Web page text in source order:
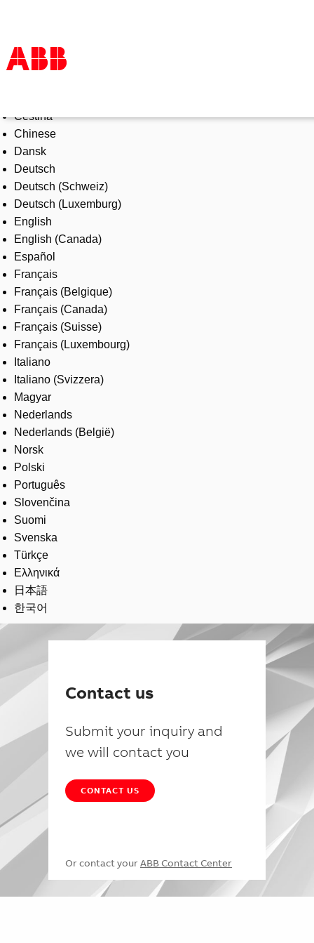
Products & Solutions
Industries
Services
About us
Where to buy
Contact us
Careers
Čeština
Chinese
Dansk
Deutsch
Deutsch (Schweiz)
Deutsch (Luxemburg)
English
English (Canada)
Español
Français
Français (Belgique)
Français (Canada)
Français (Suisse)
Français (Luxembourg)
Italiano
Italiano (Svizzera)
Magyar
Nederlands
Nederlands (België)
Norsk
Polski
Português
Slovenčina
Suomi
Svenska
Türkçe
Ελληνικά
日本語
한국어
Contact us
Submit your inquiry and
we will contact you
CONTACT US
Or contact your ABB Contact Center